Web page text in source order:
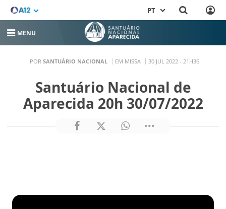
PT
MENU
POR SANTUÁRIO NACIONAL EM MISSA 30 JUL 2022 - 21H36
Santuário Nacional de
Aparecida 20h 30/07/2022